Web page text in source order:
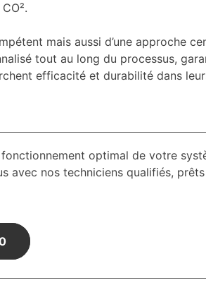
mais aussi d’une approche
tout au long du processus,
efficacité et durabilité dans
optimal de votre
nos techniciens qualifiés,